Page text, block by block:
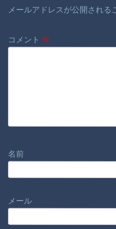
メールアドレスが公開される
コメント ※
名前
メール